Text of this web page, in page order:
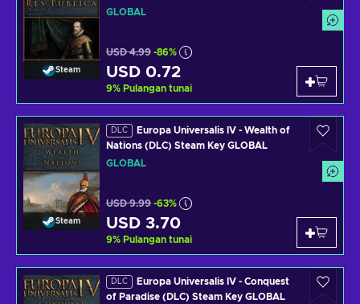
Steam
GLOBAL
USD 4.99 -86%
USD 0.72
9% Pulangan tunai
Steam
DLC
Europa Universalis IV - Wealth of
Nations (DLC) Steam Key GLOBAL
GLOBAL
USD 9.99 -63%
USD 3.70
9% Pulangan tunai
DLC
Europa Universalis IV - Conquest
of Paradise (DLC) Steam Key GLOBAL